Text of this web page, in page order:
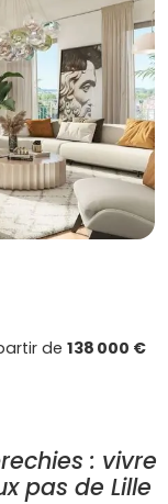
de 138 000 €
: vivre
pas de Lille